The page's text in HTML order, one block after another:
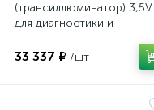
(трансиллюминатор) 3,5V
для диагностики и
структур глазного яблока
33 337 ₽ /шт